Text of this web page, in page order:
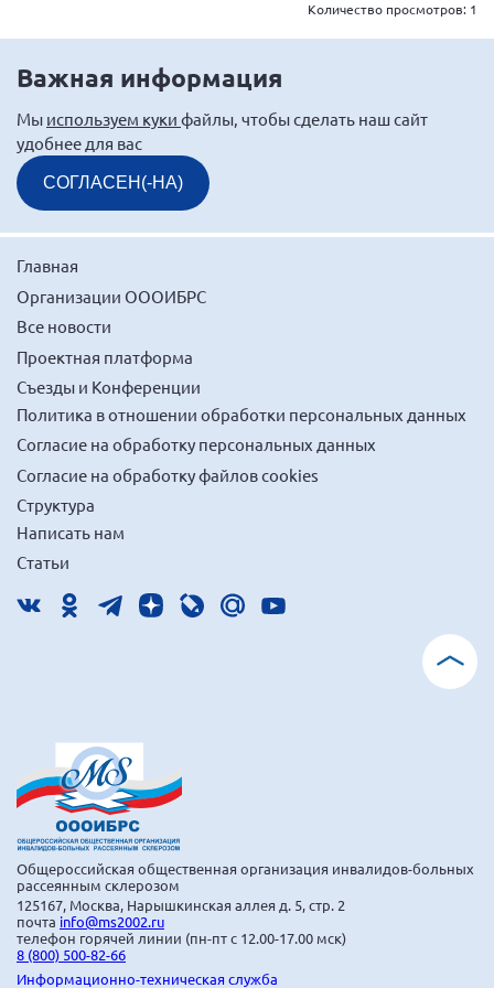
Самарская область ПРИЗМА
Самарская область СГОРС
Свердловская область
Смоленская область
Ставропольский край
Сахалинская область
Томская область
Тульская область
Ульяновская область
Челябинская область
Ярославская область
Количество просмотров: 1
Важная информация
Мы используем куки файлы, чтобы сделать наш сайт
удобнее для вас
СОГЛАСЕН(-НА)
Главная
Организации ОООИБРС
Все новости
Проектная платформа
Съезды и Конференции
Политика в отношении обработки персональных данных
Согласие на обработку персональных данных
Согласие на обработку файлов cookies
Структура
Написать нам
Статьи
Общероссийская общественная организация инвалидов-больных
рассеянным склерозом
125167, Москва, Нарышкинская аллея д. 5, стр. 2
почта info@ms2002.ru
телефон горячей линии (пн-пт с 12.00-17.00 мск)
8 (800) 500-82-66
Информационно-техническая служба